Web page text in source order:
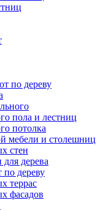
по дереву
пола и лестниц
потолка
мебели и столешниц
стен
дерева
дереву
террас
фасадов